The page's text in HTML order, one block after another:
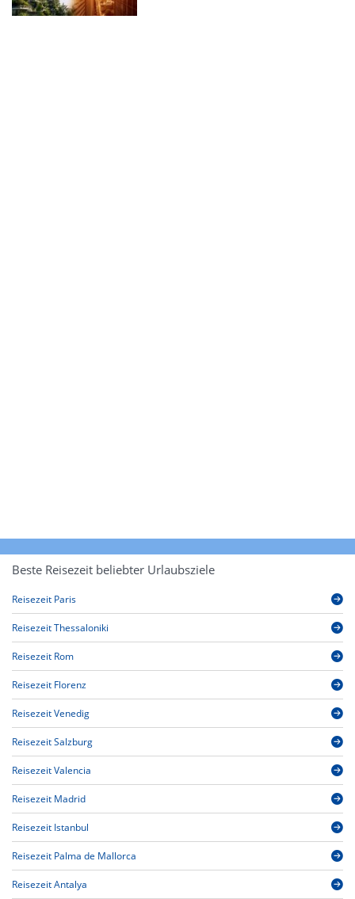
Beste Reisezeit beliebter Urlaubsziele
Reisezeit Paris
Reisezeit Thessaloniki
Reisezeit Rom
Reisezeit Florenz
Reisezeit Venedig
Reisezeit Salzburg
Reisezeit Valencia
Reisezeit Madrid
Reisezeit Istanbul
Reisezeit Palma de Mallorca
Reisezeit Antalya